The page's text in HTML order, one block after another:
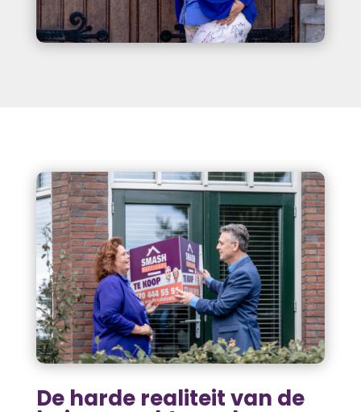
De harde realiteit van de